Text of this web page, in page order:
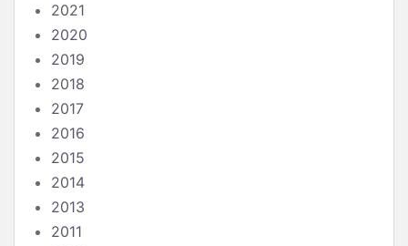
2021
2020
2019
2018
2017
2016
2015
2014
2013
2011